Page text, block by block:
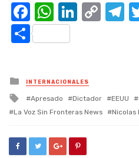
Facebook
Compartir
Posted
in
INTERNACIONALES
Tagged
with
Apresado Dictador EEUU
La Voz Sin Fronteras News
Nicolas